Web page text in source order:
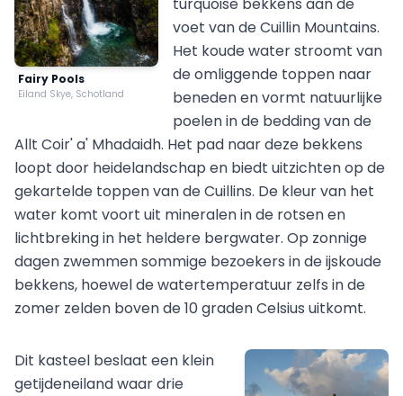
Fairy Pools
Eiland Skye, Schotland
voet van de Cuillin Mountains.
Het koude water stroomt van
de omliggende toppen naar
beneden en vormt natuurlijke
poelen in de bedding van de
Allt Coir' a' Mhadaidh. Het pad naar deze bekkens
loopt door heidelandschap en biedt uitzichten op de
gekartelde toppen van de Cuillins. De kleur van het
water komt voort uit mineralen in de rotsen en
lichtbreking in het heldere bergwater. Op zonnige
dagen zwemmen sommige bezoekers in de ijskoude
bekkens, hoewel de watertemperatuur zelfs in de
zomer zelden boven de 10 graden Celsius uitkomt.
Dit kasteel beslaat een klein
getijdeneiland waar drie